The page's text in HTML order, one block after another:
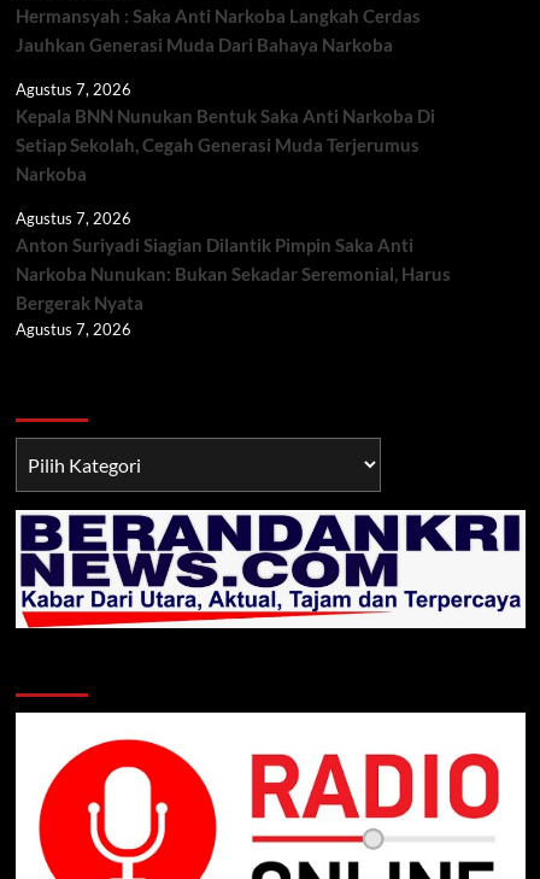
Hermansyah : Saka Anti Narkoba Langkah Cerdas
Jauhkan Generasi Muda Dari Bahaya Narkoba
Agustus 7, 2026
Kepala BNN Nunukan Bentuk Saka Anti Narkoba Di
Setiap Sekolah, Cegah Generasi Muda Terjerumus
Narkoba
Agustus 7, 2026
Anton Suriyadi Siagian Dilantik Pimpin Saka Anti
Narkoba Nunukan: Bukan Sekadar Seremonial, Harus
Bergerak Nyata
Agustus 7, 2026
TNI/POLRI